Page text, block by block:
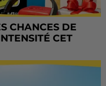
CHANCES DE
CET